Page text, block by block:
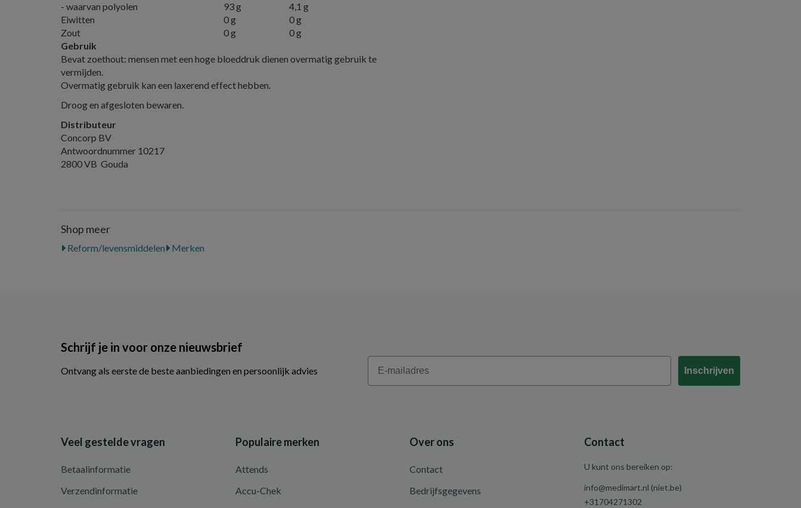
- waarvan polyolen
93 g
4,1 g
Eiwitten
0 g
0 g
Zout
0 g
0 g
Gebruik
Bevat zoethout: mensen met een hoge bloeddruk dienen overmatig gebruik te
vermijden.
Overmatig gebruik kan een laxerend effect hebben.
Droog en afgesloten bewaren.
Distributeur
Concorp BV
Antwoordnummer 10217
2800 VB Gouda
Shop meer
Reform/levensmiddelen Merken
Schrijf je in voor onze nieuwsbrief
Ontvang als eerste de beste aanbiedingen en persoonlijk advies
Email
Inschrijven
Veel gestelde vragen
Betaalinformatie
Verzendinformatie
Populaire merken
Attends
Accu-Chek
Over ons
Contact
Bedrijfsgegevens
Contact
U kunt ons bereiken op:
info@medimart.nl (niet.be)
+31704271302